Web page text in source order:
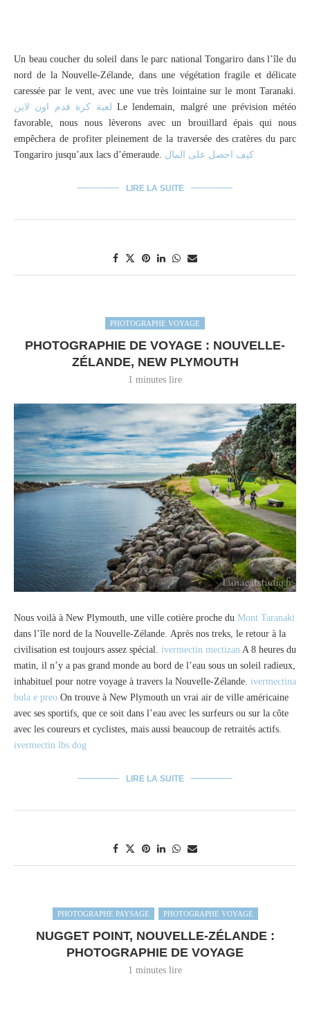
Un beau coucher du soleil dans le parc national Tongariro dans l’île du
nord de la Nouvelle-Zélande, dans une végétation fragile et délicate
caressée par le vent, avec une vue très lointaine sur le mont Taranaki.
لعبة كرة قدم اون لاين Le lendemain, malgré une prévision météo
favorable, nous nous lèverons avec un brouillard épais qui nous
empêchera de profiter pleinement de la traversée des cratères du parc
Tongariro jusqu’aux lacs d’émeraude. كيف احصل على المال
LIRE LA SUITE
PHOTOGRAPHE VOYAGE
PHOTOGRAPHIE DE VOYAGE : NOUVELLE-
ZÉLANDE, NEW PLYMOUTH
1 minutes lire
Nous voilà à New Plymouth, une ville cotière proche du Mont Taranaki
dans l’île nord de la Nouvelle-Zélande. Après nos treks, le retour à la
civilisation est toujours assez spécial. ivermectin mectizan A 8 heures du
matin, il n’y a pas grand monde au bord de l’eau sous un soleil radieux,
inhabituel pour notre voyage à travers la Nouvelle-Zélande. ivermectina
bula e preo On trouve à New Plymouth un vrai air de ville américaine
avec ses sportifs, que ce soit dans l’eau avec les surfeurs ou sur la côte
avec les coureurs et cyclistes, mais aussi beaucoup de retraités actifs.
ivermectin lbs dog
LIRE LA SUITE
PHOTOGRAPHE PAYSAGE PHOTOGRAPHE VOYAGE
NUGGET POINT, NOUVELLE-ZÉLANDE :
PHOTOGRAPHIE DE VOYAGE
1 minutes lire